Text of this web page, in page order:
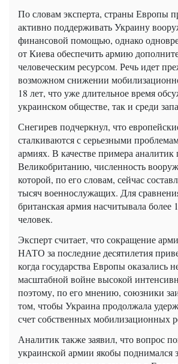
По словам эксперта, страны Европы
активно поддерживать Украину
финансовой помощью, однако
от Киева обеспечить армию
человеческим ресурсом. Речь идет
возможном снижении
18 лет, что уже длительное время
украинском обществе, так и среди
Снегирев подчеркнул, что
сталкиваются с серьезными
армиях. В качестве примера аналитик
Великобританию, численность
которой, по его словам, сейчас
тысяч военнослужащих. Для
британская армия насчитывала более
человек.
Эксперт считает, что сокращение
НАТО за последние десятилетия
когда государства Европы оказались
масштабной войне высокой
поэтому, по его мнению, союзники
том, чтобы Украина продолжала
счет собственных мобилизационных
Аналитик также заявил, что вопрос
украинской армии якобы поднимался